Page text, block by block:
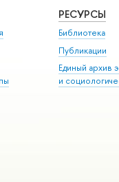
РЕСУРСЫ
Библиотека
Публикации
Единый архив
и